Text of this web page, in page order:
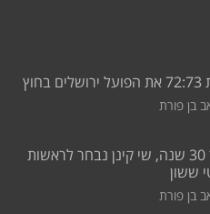
בן פורת
מהפך בחולון: לאחר 30 שנה, שי קינן נבחר לראשות
ששון
בן פורת